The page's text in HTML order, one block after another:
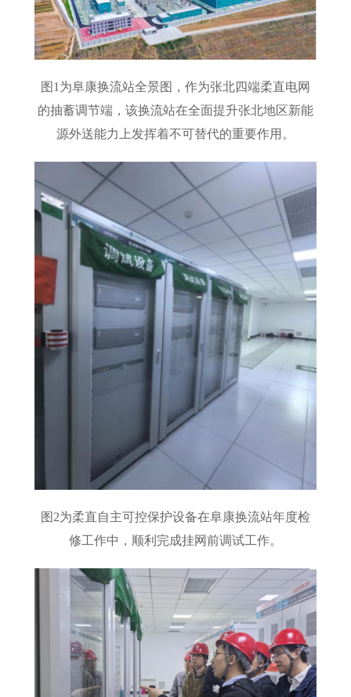
图1为阜康换流站全景图，作为张北四端柔直电网
的抽蓄调节端，该换流站在全面提升张北地区新能
源外送能力上发挥着不可替代的重要作用。
图2为柔直自主可控保护设备在阜康换流站年度检
修工作中，顺利完成挂网前调试工作。